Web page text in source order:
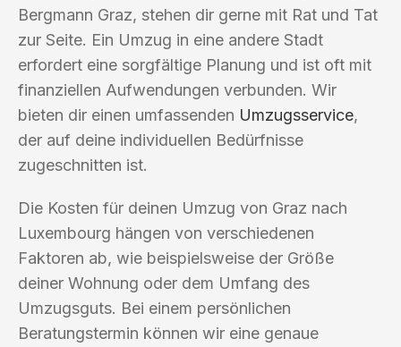
Bergmann Graz, stehen dir gerne mit Rat und Tat
zur Seite. Ein Umzug in eine andere Stadt
erfordert eine sorgfältige Planung und ist oft mit
finanziellen Aufwendungen verbunden. Wir
bieten dir einen umfassenden Umzugsservice,
der auf deine individuellen Bedürfnisse
zugeschnitten ist.
Die Kosten für deinen Umzug von Graz nach
Luxembourg hängen von verschiedenen
Faktoren ab, wie beispielsweise der Größe
deiner Wohnung oder dem Umfang des
Umzugsguts. Bei einem persönlichen
Beratungstermin können wir eine genaue